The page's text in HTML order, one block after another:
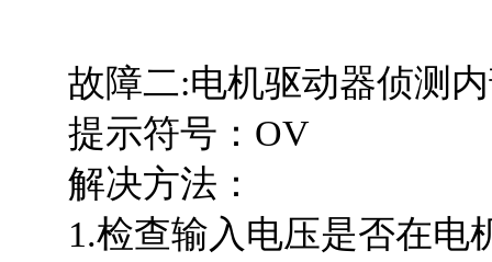
故障二:电机驱动器侦测内
提示符号：OV
解决方法：
1.检查输入电压是否在电